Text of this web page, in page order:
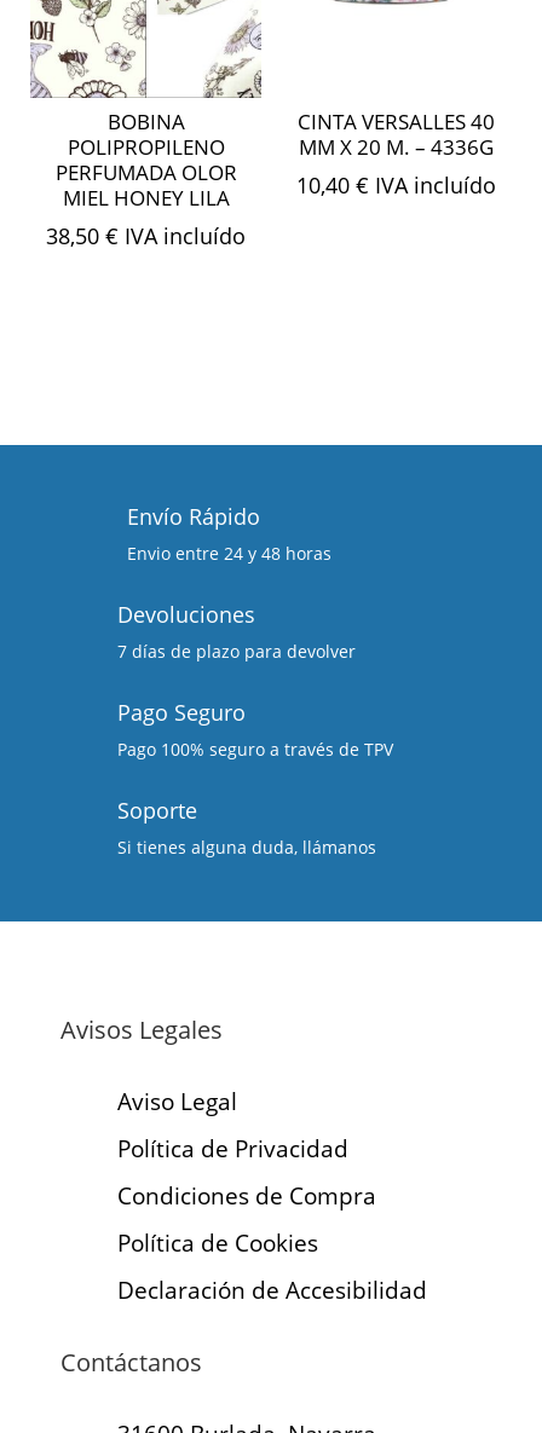
BOBINA
POLIPROPILENO
PERFUMADA OLOR
MIEL HONEY LILA
38,50€ IVA incluído
CINTA VERSALLES 40
MM X 20 M. – 4336G
10,40 € IVA incluído
Envío Rápido
Envio entre 24 y 48 horas
Devoluciones
7 días de plazo para devolver
Pago Seguro
Pago 100% seguro a través de TPV
Soporte
Si tienes alguna duda, llámanos
Avisos Legales
Aviso Legal
Política de Privacidad
Condiciones de Compra
Política de Cookies
Declaración de Accesibilidad
Contáctanos